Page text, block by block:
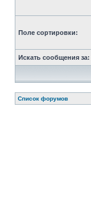
Поле сортировки:
Искать сообщения за:
Список форумов